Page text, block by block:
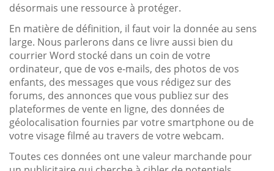
désormais une ressource à protéger.
En matière de définition, il faut voir la donnée au sens
large. Nous parlerons dans ce livre aussi bien du
courrier Word stocké dans un coin de votre
ordinateur, que de vos e-mails, des photos de vos
enfants, des messages que vous rédigez sur des
forums, des annonces que vous publiez sur des
plateformes de vente en ligne, des données de
géolocalisation fournies par votre smartphone ou de
votre visage filmé au travers de votre webcam.
Toutes ces données ont une valeur marchande pour